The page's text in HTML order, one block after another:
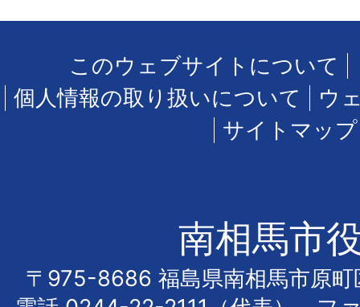
このウェブサイトについて
個人情報の取り扱いについて
ウ
サイトマップ
南相馬市
〒975-8686 福島県南相馬市原町